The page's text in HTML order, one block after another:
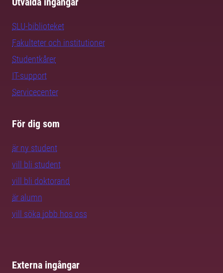
SLU-biblioteket
Fakulteter och institutioner
Studentkårer
IT-support
Servicecenter
För dig som
är ny student
vill bli student
vill bli doktorand
är alumn
vill söka jobb hos oss
Externa ingångar